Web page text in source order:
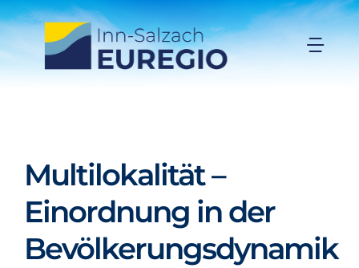
Zum
Inhalt
springen
Projekte
Förderungen
Multilokalität –
Einordnung in der
Bevölkerungsdynamik